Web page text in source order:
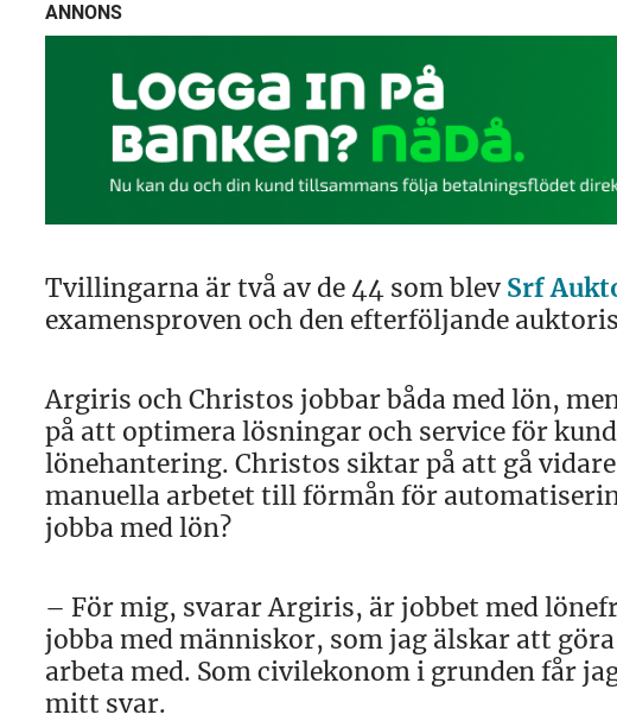
ANNONS
Tvillingarna är två av de 44 som blev Srf
examensproven och den efterföljande
Argiris och Christos jobbar båda med lön,
på att optimera lösningar och service för
lönehantering. Christos siktar på att gå
manuella arbetet till förmån för
jobba med lön?
– För mig, svarar Argiris, är jobbet med
jobba med människor, som jag älskar att
arbeta med. Som civilekonom i grunden får
mitt svar.